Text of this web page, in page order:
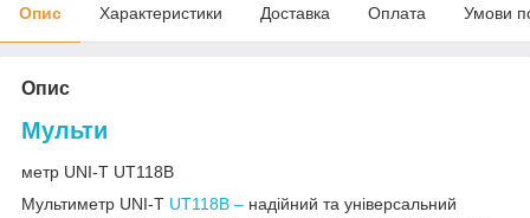
Опис Характеристики Доставка Оплата Умови
Опис
Мульти
метр UNI-T UT118B
Мультиметр UNI-T UT118B – надійний та універсальний